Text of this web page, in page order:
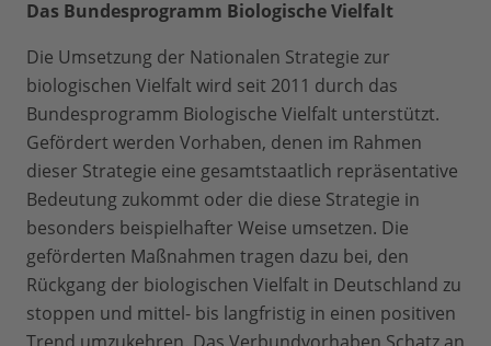
Das Bundesprogramm Biologische Vielfalt
Die Umsetzung der Nationalen Strategie zur
biologischen Vielfalt wird seit 2011 durch das
Bundesprogramm Biologische Vielfalt unterstützt.
Gefördert werden Vorhaben, denen im Rahmen
dieser Strategie eine gesamtstaatlich repräsentative
Bedeutung zukommt oder die diese Strategie in
besonders beispielhafter Weise umsetzen. Die
geförderten Maßnahmen tragen dazu bei, den
Rückgang der biologischen Vielfalt in Deutschland zu
stoppen und mittel- bis langfristig in einen positiven